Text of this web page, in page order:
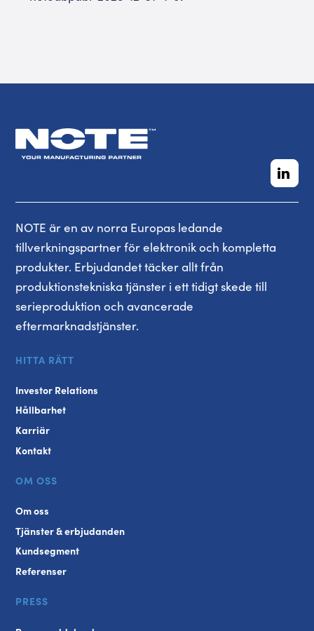
NOTE är en av norra Europas ledande
tillverkningspartner för elektronik och kompletta
produkter. Erbjudandet täcker allt från
produktionstekniska tjänster i ett tidigt skede till
serieproduktion och avancerade
eftermarknadstjänster.
HITTA RÄTT
Investor Relations
Hållbarhet
Karriär
Kontakt
OM OSS
Om oss
Tjänster & erbjudanden
Kundsegment
Referenser
PRESS